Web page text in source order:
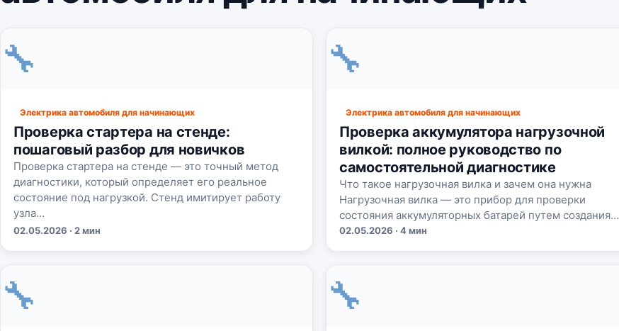
🔧
Электрика автомобиля для начинающих
Проверка стартера на стенде:
пошаговый разбор для новичков
Проверка стартера на стенде — это точный метод
диагностики, который определяет его реальное
состояние под нагрузкой. Стенд имитирует работу
узла…
02.05.2026 · 2 мин
🔧
Электрика автомобиля для начинающих
Проверка аккумулятора нагрузочной
вилкой: полное руководство по
самостоятельной диагностике
Что такое нагрузочная вилка и зачем она нужна
Нагрузочная вилка — это прибор для проверки
состояния аккумуляторных батарей путем создания…
02.05.2026 · 4 мин
🔧 🔧